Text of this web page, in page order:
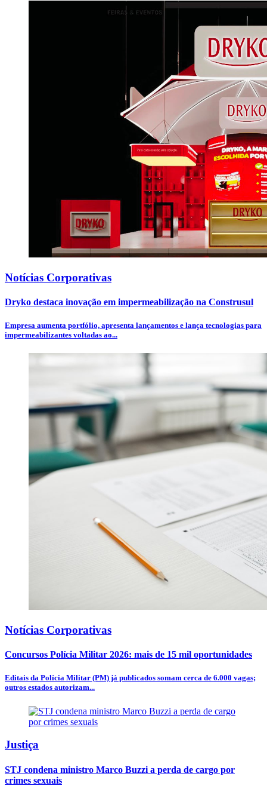
Notícias Corporativas
Dryko destaca inovação em impermeabilização na Construsul
Empresa aumenta portfólio, apresenta lançamentos e lança tecnologias para
impermeabilizantes voltadas ao...
Notícias Corporativas
Concursos Polícia Militar 2026: mais de 15 mil oportunidades
Editais da Polícia Militar (PM) já publicados somam cerca de 6.000 vagas;
outros estados autorizam...
Justiça
STJ condena ministro Marco Buzzi a perda de cargo por
crimes sexuais